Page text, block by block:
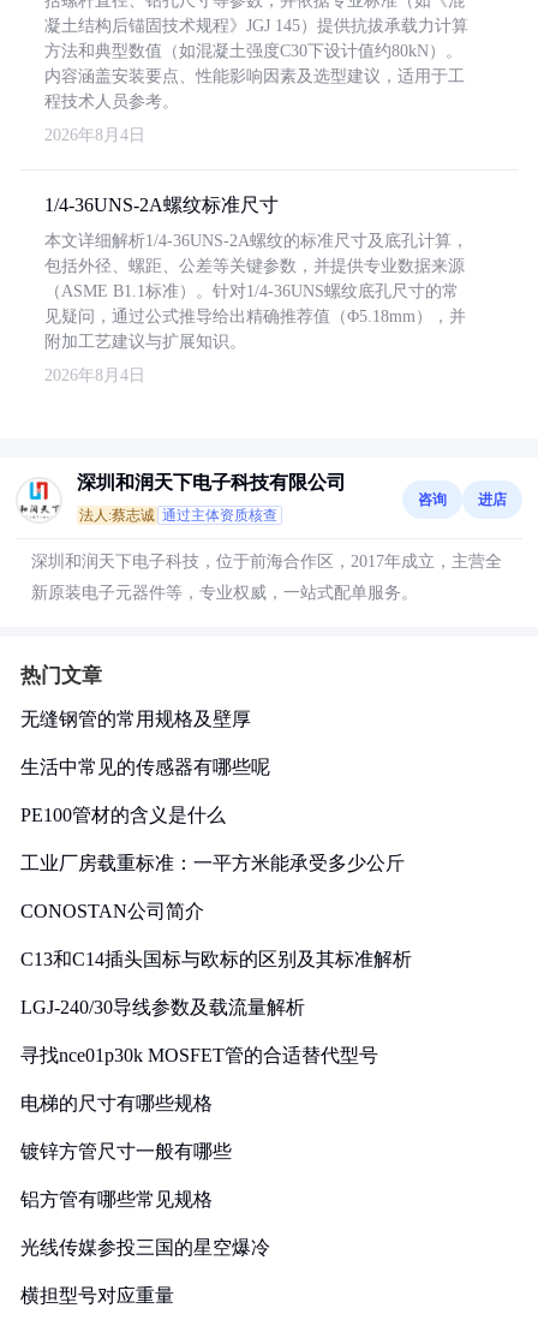
凝土结构后锚固技术规程》JGJ 145）提供抗拔承载力计算
方法和典型数值（如混凝土强度C30下设计值约80kN）。
内容涵盖安装要点、性能影响因素及选型建议，适用于工
程技术人员参考。
2026年8月4日
1/4-36UNS-2A螺纹标准尺寸
本文详细解析1/4-36UNS-2A螺纹的标准尺寸及底孔计算，
包括外径、螺距、公差等关键参数，并提供专业数据来源
（ASME B1.1标准）。针对1/4-36UNS螺纹底孔尺寸的常
见疑问，通过公式推导给出精确推荐值（Φ5.18mm），并
附加工艺建议与扩展知识。
2026年8月4日
深圳和润天下电子科技有限公司
法人:蔡志诚 通过主体资质核查
咨询 进店
深圳和润天下电子科技，位于前海合作区，2017年成立，主营全
新原装电子元器件等，专业权威，一站式配单服务。
热门文章
无缝钢管的常用规格及壁厚
生活中常见的传感器有哪些呢
PE100管材的含义是什么
工业厂房载重标准：一平方米能承受多少公斤
CONOSTAN公司简介
C13和C14插头国标与欧标的区别及其标准解析
LGJ-240/30导线参数及载流量解析
寻找nce01p30k MOSFET管的合适替代型号
电梯的尺寸有哪些规格
镀锌方管尺寸一般有哪些
铝方管有哪些常见规格
光线传媒参投三国的星空爆冷
横担型号对应重量